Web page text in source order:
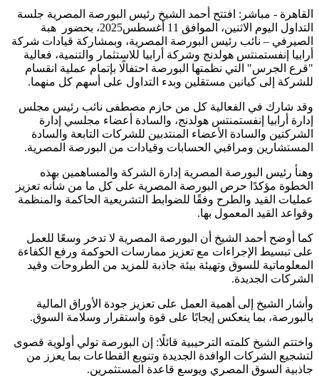
القاهرة - مباشر: افتتح أحمد الشيخ رئيس البورصة المصرية جلسة
التداول اليوم الاثنين، الموافق 11 أغسطس2025، بحضور هبة
الصيرفي – نائب رئيس البورصة المصرية، وبمشاركة قيادات شركة
أرابيا إنفستمنتس هولدنج وشركة أرابيا للاستثمار والتنمية، فعالية
"قرع الجرس" التي نظمتها البورصة احتفالًا بإتمام عملية انقسام
للشركة إلى كيانين مستقلين وبدء التداول على أسهم كل منهما.
وقد شارك في الفعالية كل من حازم مصطفى نائب رئيس مجلس
إدارة أرابيا إنفستمنتس هولدنج، والسادة أعضاء مجلسي إدارة
الشركتين والسادة الأعضاء المنتدبين للشركات التابعة والسادة
المستشارين ومراقبي الحسابات وقيادات من البورصة المصرية.
وهنأ رئيس البورصة المصرية إدارة الشركة والمساهمين بهذه
الخطوة مؤكدًا حرص البورصة المصرية على كل ما من شأنه تعزيز
عمليات القيد والطرح وفقًا للضوابط التشريعية الحاكمة والمنظمة
وقواعد القيد المعمول بها.
كما أوضح أحمد الشيخ أن البورصة المصرية لا تدخر وسعًا للعمل
على تبسيط الإجراءات مع تعزيز ممارسات الحوكمة ورفع الكفاءة
المعلوماتية للسوق وتهيئة بيئة جاذبة للمزيد من الطروحات وقيد
الشركات الجديدة.
وأشار الشيخ إلى أهمية العمل على تعزيز جودة الأوراق المالية
بالبورصة، بما ينعكس إيجابًا على قوة واستقرار وسلامة السوق.
واختتم الشيخ كلمته الترحيبية قائلًا: إن البورصة تولي أولوية قصوى
لتشجيع الشركات الوافدة الجديدة وتنويع القطاعات بما يعزز من
جاذبية السوق المصري ويوسع قاعدة المستثمرين.